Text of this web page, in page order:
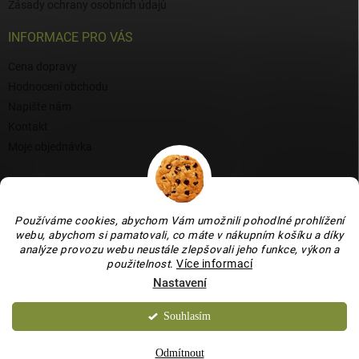
Používáme cookies, abychom Vám umožnili pohodlné prohlížení
webu, abychom si pamatovali, co máte v nákupním košíku a díky
analýze provozu webu neustále zlepšovali jeho funkce, výkon a
použitelnost. Více informací
Nastavení
Odmítnout
Souhlasím
Zásady ochrany osobních údajů
INFORMACE PRO VÁS
Proč si vybrat naši keramiku?
Jak vybrat vánoční venkovní dekoraci: tipy a inspirace
Co dokážou vaječné skořápky v zahradě, květináči i na balkoně
Vytvořil Shoptet
Bydlení je hračka. Všechna práva vyhrazena.
nastavení cookies